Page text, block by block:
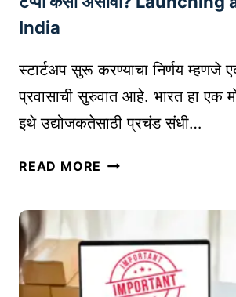
ई
ट
क
क
वे
C
O
India
स्टार्टअप सुरू करण्याचा निर्णय म्हणजे
प्रवासाची सुरुवात आहे. भारत हा एक
इथे उद्योजकतेसाठी प्रचंड संधी…
READ MORE भा
स्टा
अ